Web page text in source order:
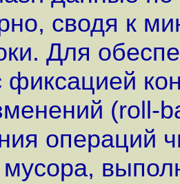
сводя к
Для
фиксацией
операций